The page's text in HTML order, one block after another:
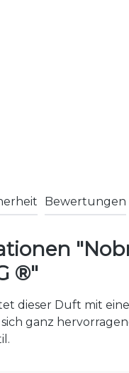
Bewertungen
®"
dieser Duft mit
ganz